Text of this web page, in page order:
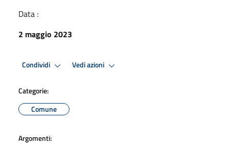
Data :
2 maggio 2023
Condividi Vedi azioni
Categorie:
Comune
Argomenti: